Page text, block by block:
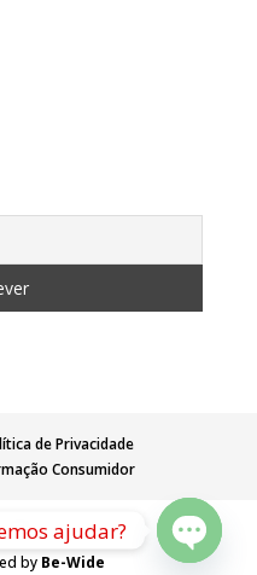
de Privacidade
Consumidor
by Be-Wide
ajudar?